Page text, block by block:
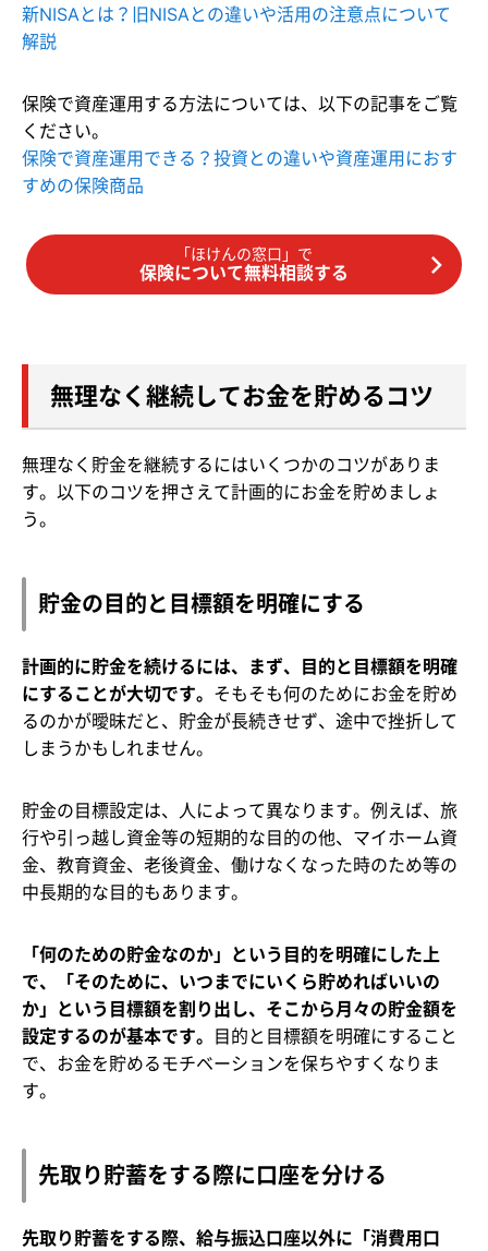
新NISAとは？旧NISAとの違いや活用の注意点について
解説
保険で資産運用する方法については、以下の記事をご覧
ください。
保険で資産運用できる？投資との違いや資産運用におす
すめの保険商品
「ほけんの窓口」で
保険について無料相談する
無理なく継続してお金を貯めるコツ
無理なく貯金を継続するにはいくつかのコツがありま
す。以下のコツを押さえて計画的にお金を貯めましょ
う。
貯金の目的と目標額を明確にする
計画的に貯金を続けるには、まず、目的と目標額を明確
にすることが大切です。 そもそも何のためにお金を貯め
るのかが曖昧だと、貯金が長続きせず、途中で挫折して
しまうかもしれません。
貯金の目標設定は、人によって異なります。例えば、旅
行や引っ越し資金等の短期的な目的の他、マイホーム資
金、教育資金、老後資金、働けなくなった時のため等の
中長期的な目的もあります。
「何のための貯金なのか」という目的を明確にした上
で、「そのために、いつまでにいくら貯めればいいの
か」という目標額を割り出し、そこから月々の貯金額を
設定するのが基本です。 目的と目標額を明確にすること
で、お金を貯めるモチベーションを保ちやすくなりま
す。
先取り貯蓄をする際に口座を分ける
先取り貯蓄をする際、給与振込口座以外に「消費用口